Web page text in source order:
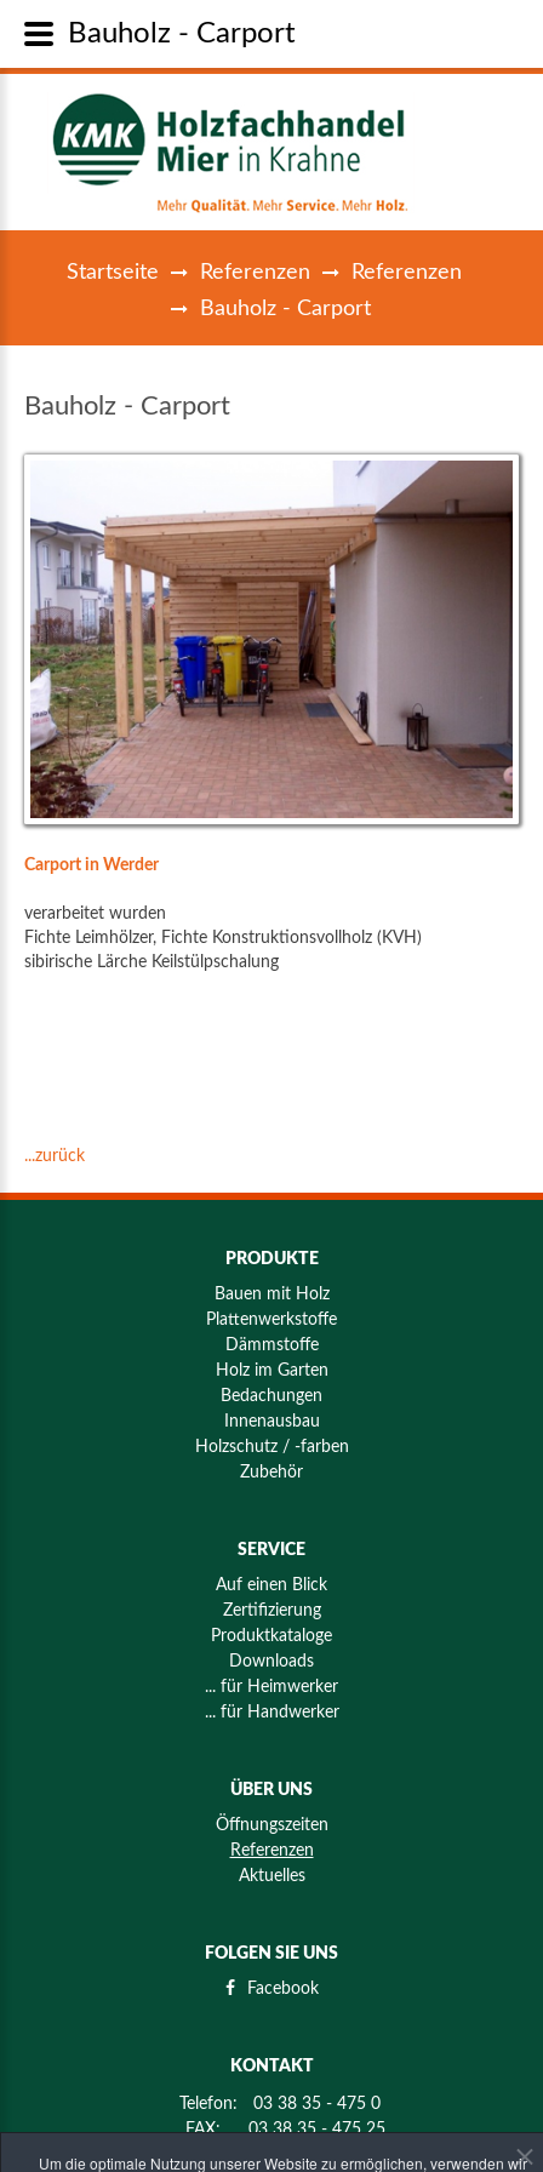
Um die optimale Nutzung unserer Website zu ermöglichen, verwenden wir
Startseite Referenzen
Referenzen
Bauholz - Carport
Bauholz - Carport
Carport in Werder
verarbeitet wurden
Fichte Leimhölzer, Fichte Konstruktionsvollholz (KVH)
sibirische Lärche Keilstülpschalung
...zurück
PRODUKTE
Bauen mit Holz
Plattenwerkstoffe
Dämmstoffe
Holz im Garten
Bedachungen
Innenausbau
Holzschutz / -farben
Zubehör
SERVICE
Auf einen Blick
Zertifizierung
Produktkataloge
Downloads
... für Heimwerker
... für Handwerker
ÜBER UNS
Öffnungszeiten
Referenzen
Aktuelles
FOLGEN SIE UNS
Facebook
KONTAKT
Telefon:
03 38 35 - 475 0
FAX:
03 38 35 - 475 25
Bauholz - Carport